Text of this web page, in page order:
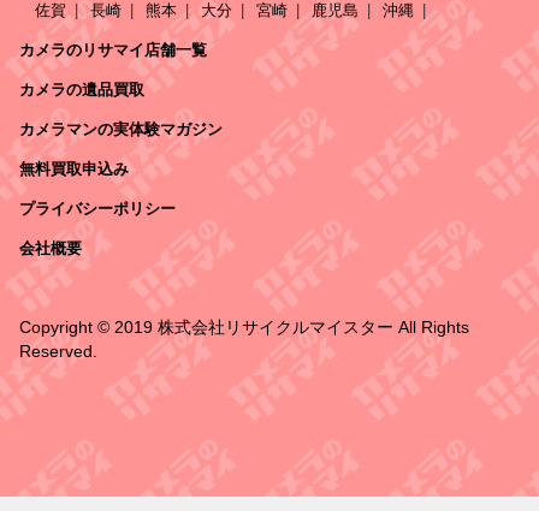
佐賀
長崎 熊本 大分 宮崎 鹿児島 沖縄
カメラのリサマイ店舗一覧
カメラの遺品買取
カメラマンの実体験マガジン
無料買取申込み
プライバシーポリシー
会社概要
Copyright © 2019 株式会社リサイクルマイスター All Rights
Reserved.